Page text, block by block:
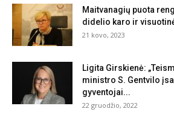
Maitvanagių puota
didelio karo ir
21 kovo, 2023
Ligita Girskienė:
ministro S. Gentvilo
gyventojai...
22 gruodžio, 2022